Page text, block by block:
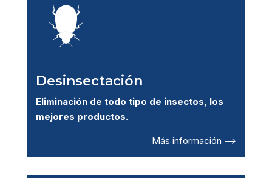
Desinsectación
Eliminación de todo tipo de insectos, los
mejores productos.
Más información –>